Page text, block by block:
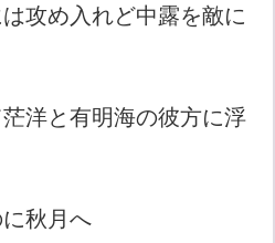
攻め入れど中露を敵に
洋と有明海の彼方に浮
秋月へ